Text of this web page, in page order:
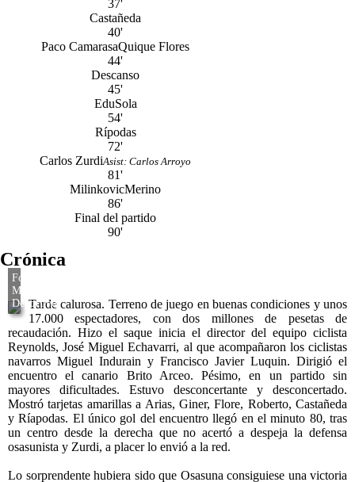
37'
Castañeda
40'
Paco CamarasaQuique Flores
44'
Descanso
45'
EduSola
54'
Rípodas
72'
Carlos ZurdiAsist: Carlos Arroyo
81'
MilinkovicMerino
86'
Final del partido
90'
Crónica
Tarde calurosa. Terreno de juego en buenas condiciones y unos
17.000 espectadores, con dos millones de pesetas de
recaudación. Hizo el saque inicia el director del equipo ciclista
Reynolds, José Miguel Echavarri, al que acompañaron los ciclistas
navarros Miguel Indurain y Francisco Javier Luquin. Dirigió el
encuentro el canario Brito Arceo. Pésimo, en un partido sin
mayores dificultades. Estuvo desconcertante y desconcertado.
Mostró tarjetas amarillas a Arias, Giner, Flore, Roberto, Castañeda
y Ríapodas. El único gol del encuentro llegó en el minuto 80, tras
un centro desde la derecha que no acertó a despeja la defensa
osasunista y Zurdi, a placer lo envió a la red.
Lo sorprendente hubiera sido que Osasuna consiguiese una victoria